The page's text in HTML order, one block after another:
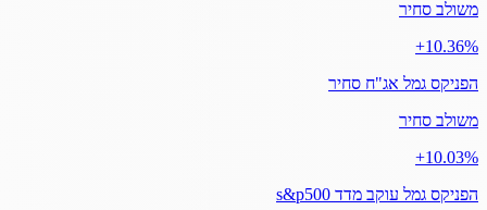
משולב סחיר
‎+10.36%
הפניקס גמל אג"ח סחיר
משולב סחיר
‎+10.03%
הפניקס גמל עוקב מדד s&p500